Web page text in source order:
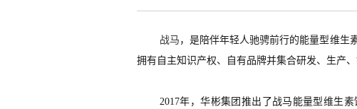
战马 ，是陪伴年轻人驰骋前行的能量型维生
拥有自主知识产权、自有品牌并集合研发、生产
2017年 ，华彬集团推出了战马能量型维生